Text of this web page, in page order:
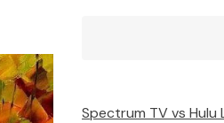
Spectrum TV vs Hulu